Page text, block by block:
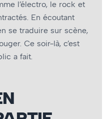
l’électro, le rock et
En écoutant
se traduire sur scène,
Ce soir-là, c’est
a fait.